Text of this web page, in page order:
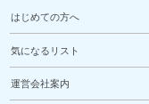
はじめての方へ
気になるリスト
運営会社案内